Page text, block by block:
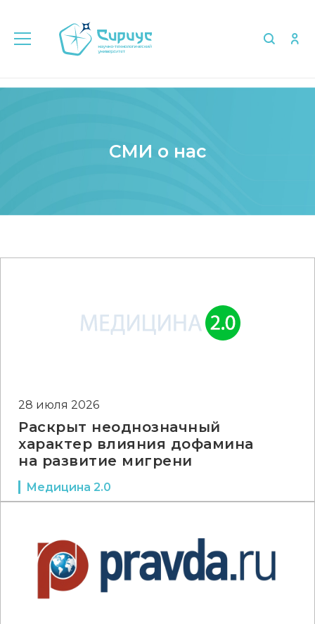
СМИ о нас
28 июля 2026
Раскрыт неоднозначный
характер влияния дофамина
на развитие мигрени
Медицина 2.0